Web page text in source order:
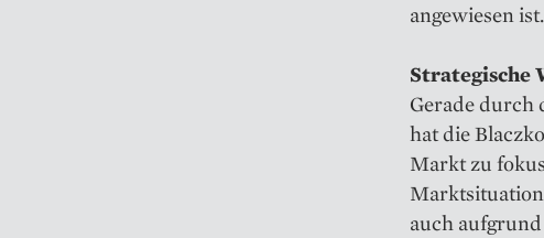
angewiesen ist.
Strategische
Gerade durch
hat die
Markt zu
auch